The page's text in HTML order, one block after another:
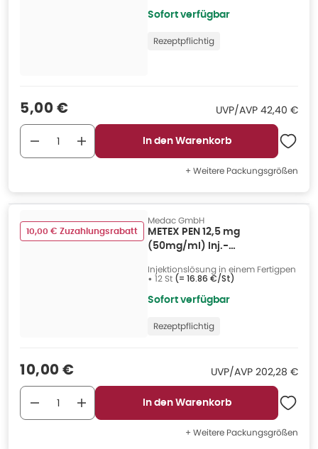
Sofort verfügbar
Rezeptpflichtig
Verkaufspreis
5,00 € UVP/AVP UVP/AVP
42,40 €
In den Warenkorb
+ Weitere Packungsgrößen
10,00 € Zuzahlungsrabatt
Medac GmbH
METEX PEN 12,5 mg
(50mg/ml) Inj.-
Injektionslösung in einem Fertigpen
• 12 St (= 16.86 €/St)
Sofort verfügbar
Rezeptpflichtig
Verkaufspreis
10,00 € UVP/AVP UVP/AVP:
202,28 €
In den Warenkorb
+ Weitere Packungsgrößen